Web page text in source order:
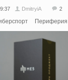
DmitryiA 2
Периферия